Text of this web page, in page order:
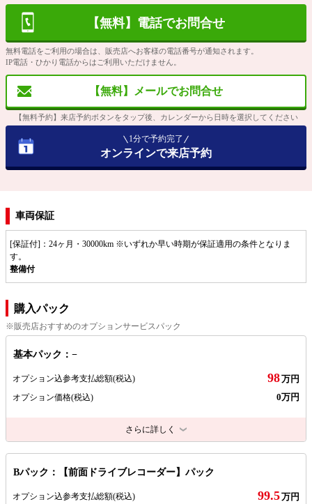
【無料】電話でお問合せ
無料電話をご利用の場合は、販売店へお客様の電話番号が通知されます。
IP電話・ひかり電話からはご利用いただけません。
【無料】メールでお問合せ
【無料予約】来店予約ボタンをタップ後、カレンダーから日時を選択してください
1分で予約完了
オンラインで来店予約
車両保証
[保証付]：24ヶ月・30000km ※いずれか早い時期が保証適用の条件となりま
す。
整備付
購入パック
※販売店おすすめのオプションサービスパック
基本パック：−
オプション込参考支払総額(税込) 98万円
オプション価格(税込) 0万円
さらに詳しく
Bパック：【前面ドライブレコーダー】パック
オプション込参考支払総額(税込) 99.5万円